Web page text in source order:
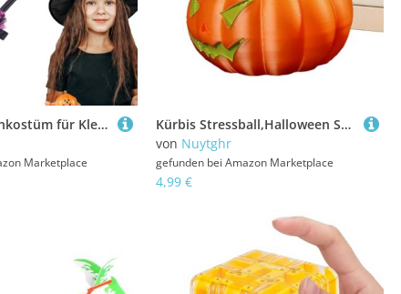
Nuytghr Hexenkostüm für Kleinkinder,Halloween-Märchen-Accessoires Ausgefallene Hexen-Verkleidung - Zauberer Cosplay Hexenhut für Teenager-Mädchen für Rollenspiele, Kostümparty, Parade, Cosplay
Marketplace
Kürbis Stressball,Halloween Spielzeug Zum Drücken | Katzen Deko Aus Harz Für Schulpreise Kinder Geschenkbeutel Belohnungen Karneval
von Nuytghr
gefunden bei Amazon Marketplace
4,99 €